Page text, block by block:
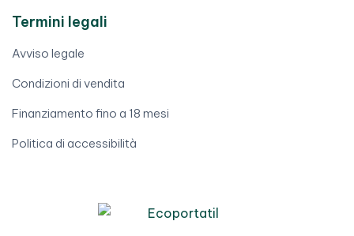
Termini legali
Avviso legale
Condizioni di vendita
Finanziamento fino a 18 mesi
Politica di accessibilità